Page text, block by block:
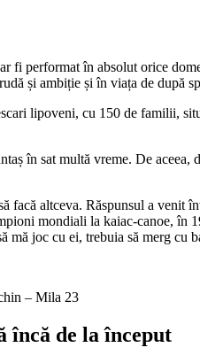
fi performat în absolut orice
și ambiție și în viața de
lipoveni, cu 150 de familii,
în sat multă vreme. De
altceva. Răspunsul a
mondiali la kaiac-canoe, în
joc cu ei, trebuia să merg cu
– Mila 23
încă de la început